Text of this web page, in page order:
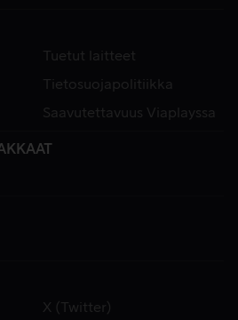
Tuetut laitteet
Tietosuojapolitiikka
Saavutettavuus Viaplayssa
X (Twitter)